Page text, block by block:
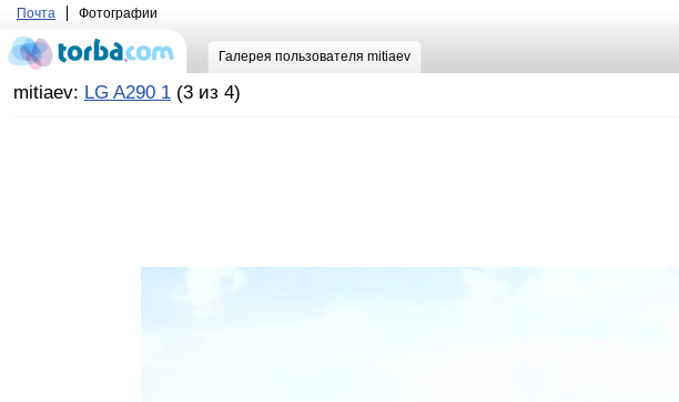
Почта Фотографии
Галерея пользователя mitiaev
mitiaev: LG A290 1 (3 из 4)